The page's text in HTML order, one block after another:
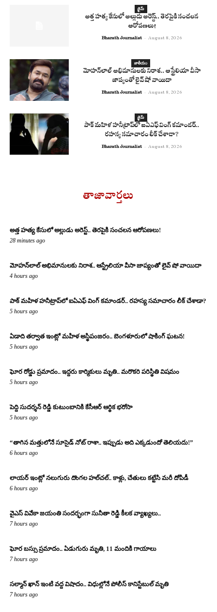
క్రైమ్
అత్త హత్య కేసులో అల్లుడు అరెస్ట్.. తెరపైకి సంచలన
ఆరోపణలు!
Bharath Journalist - August 8, 2026
జాతీయం
మోహన్‌లాల్ అభిమానులకు నిరాశ.. ఆస్ట్రేలియా వీసా
జాప్యంతో లైవ్ షో వాయిదా
Bharath Journalist - August 8, 2026
క్రైమ్
పాక్ మహిళ హనీట్రాప్‌లో ఐఏఎఫ్ వింగ్ కమాండర్..
రహస్య సమాచారం లీక్ చేశాడా?
Bharath Journalist - August 8, 2026
తాజావార్తలు
అత్త హత్య కేసులో అల్లుడు అరెస్ట్.. తెరపైకి సంచలన ఆరోపణలు!
28 minutes ago
మోహన్‌లాల్ అభిమానులకు నిరాశ.. ఆస్ట్రేలియా వీసా జాప్యంతో లైవ్ షో వాయిదా
4 hours ago
పాక్ మహిళ హనీట్రాప్‌లో ఐఏఎఫ్ వింగ్ కమాండర్.. రహస్య సమాచారం లీక్ చేశాడా?
5 hours ago
ఏడాది తర్వాత ఇంట్లో మహిళ అస్థిపంజరం.. బెంగళూరులో షాకింగ్ ఘటన!
5 hours ago
ఘోర రోడ్డు ప్రమాదం.. ఇద్దరు కార్మికులు మృతి.. మరొకరి పరిస్థితి విషమం
5 hours ago
పెద్ది సుదర్శన్ రెడ్డి కుటుంబానికి కేసీఆర్ ఆర్థిక భరోసా
5 hours ago
“తాగిన మత్తులోనే సూసైడ్ నోట్ రాశా.. ఇప్పుడు అది ఎక్కడుందో తెలియదు!”
6 hours ago
లాయర్ ఇంట్లో నలుగురు దొంగల హల్‌చల్.. కాళ్లు, చేతులు కట్టేసి మరీ దోపిడీ
6 hours ago
వైఎస్ వివేకా జయంతి సందర్భంగా సునీతా రెడ్డి కీలక వ్యాఖ్యలు..
7 hours ago
ఘోర బస్సు ప్రమాదం.. ఏడుగురు మృతి, 11 మందికి గాయాలు
7 hours ago
సల్మాన్ ఖాన్ ఇంటి వద్ద విషాదం.. విధుల్లోనే పోలీస్ కానిస్టేబుల్ మృతి
7 hours ago